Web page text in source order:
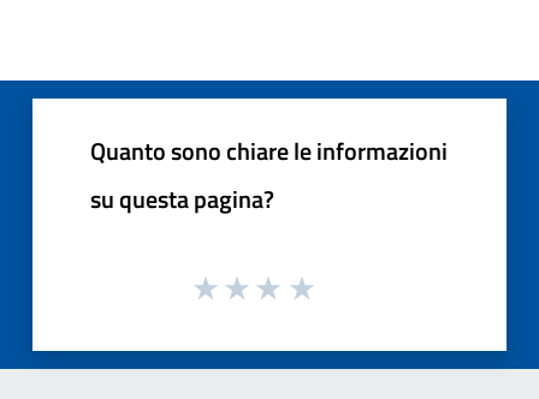
Quanto sono chiare le informazioni
su questa pagina?